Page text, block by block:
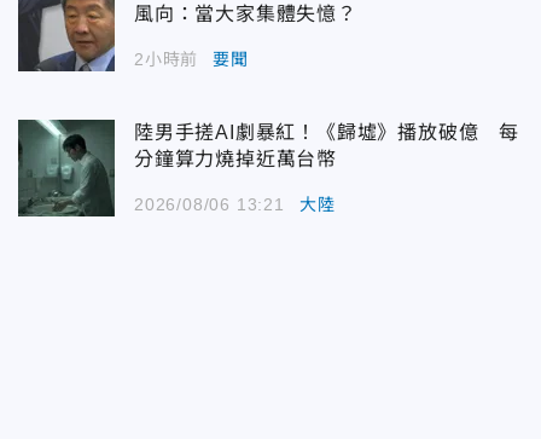
風向：當大家集體失憶？
2小時前 要聞
陸男手搓AI劇暴紅！《歸墟》播放破億 每
分鐘算力燒掉近萬台幣
2026/08/06 13:21 大陸